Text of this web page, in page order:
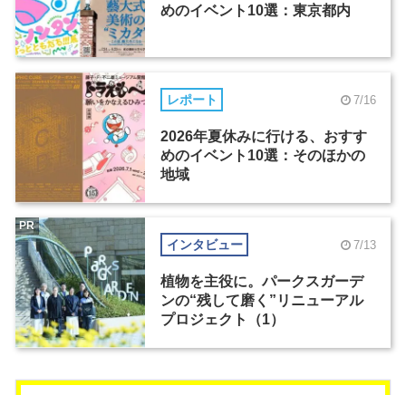
めのイベント10選：東京都内
レポート 7/16
2026年夏休みに行ける、おすす
めのイベント10選：そのほかの
地域
インタビュー 7/13
植物を主役に。パークスガーデ
ンの“残して磨く”リニューアル
プロジェクト（1）
PR